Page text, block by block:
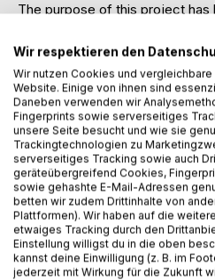
The purpose of this project
program the 32-bit 150MIPS
developed by Texas
been a goal to implement fast
control of resonant converters.
signals that are generated using
demands on the system and
problem were already decided
The algorithms were
compiled, debugged and
development board in a
(downloader), called CCS
also provided by Texas
In the first chapters of this
about control systems, digital
Wir respektieren den
Wir nutzen Cookies und
Website. Einige von ihnen sind
Daneben verwenden wir
Fingerprints sowie serverseitiges
unsere Seite besucht und wie sie
Trackingtechnologien zu
serverseitiges Tracking sowie auch
geräteübergreifend Cookies,
sowie gehashte E-Mail-Adressen
betten wir zudem Drittinhalte von
Plattformen). Wir haben auf die
etwaiges Tracking durch den
Einstellung willigst du in die oben
kannst deine Einwilligung (z. B. im
jederzeit mit Wirkung für die Zukunft